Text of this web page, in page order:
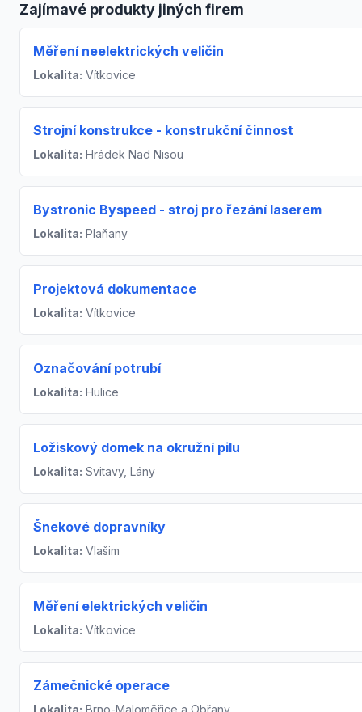
Zajímavé produkty jiných firem
Měření neelektrických veličin
Lokalita: Vítkovice
Strojní konstrukce - konstrukční činnost
Lokalita: Hrádek Nad Nisou
Bystronic Byspeed - stroj pro řezání laserem
Lokalita: Plaňany
Projektová dokumentace
Lokalita: Vítkovice
Označování potrubí
Lokalita: Hulice
Ložiskový domek na okružní pilu
Lokalita: Svitavy, Lány
Šnekové dopravníky
Lokalita: Vlašim
Měření elektrických veličin
Lokalita: Vítkovice
Zámečnické operace
Lokalita: Brno-Maloměřice a Obřany